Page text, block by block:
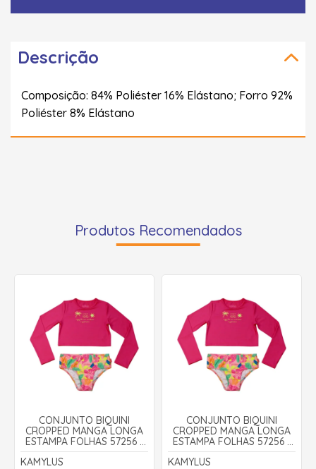
Descrição
Composição: 84% Poliéster 16% Elástano; Forro 92%
Poliéster 8% Elástano
Produtos Recomendados
CONJUNTO BIQUINI
CROPPED MANGA LONGA
ESTAMPA FOLHAS 57256 -
KAMYLUS
KAMYLUS
CONJUNTO BIQUINI
CROPPED MANGA LONGA
ESTAMPA FOLHAS 57256 -
KAMYLUS
KAMYLUS